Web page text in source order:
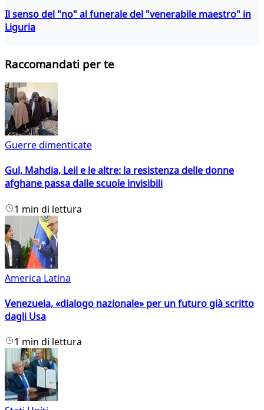
Il senso del "no" al funerale del "venerabile maestro" in
Liguria
Raccomandati per te
Guerre dimenticate
Gul, Mahdia, Leil e le altre: la resistenza delle donne
afghane passa dalle scuole invisibili
1 min di lettura
America Latina
Venezuela, «dialogo nazionale» per un futuro già scritto
dagli Usa
1 min di lettura